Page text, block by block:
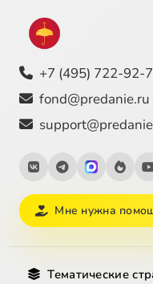
+7 (495) 722-92-
fond@predanie.ru
Мне нужна
Тематические